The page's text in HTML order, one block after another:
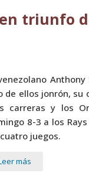
triunfo
de ellos jonrón, su
carreras y los
8-3 a los
juegos.
más